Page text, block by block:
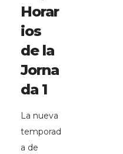
Horar
ios
de la
Jorna
da 1
La nueva
temporad
a de